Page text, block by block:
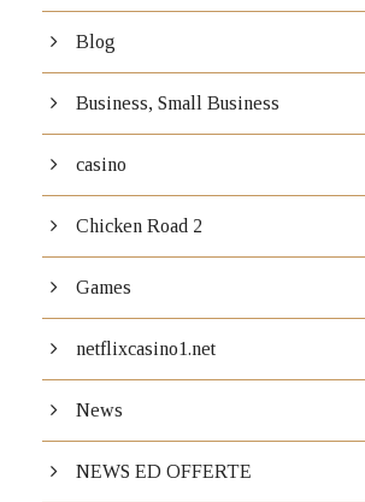
Blog
Business, Small Business
casino
Chicken Road 2
Games
netflixcasino1.net
News
NEWS ED OFFERTE